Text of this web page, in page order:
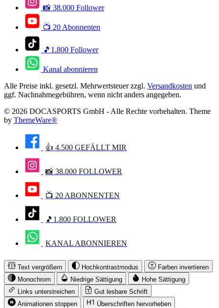
📸 38.000 Follower
📺 20 Abonnenten
🎵1.800 Follower
Kanal abonnieren
Alle Preise inkl. gesetzl. Mehrwertsteuer zzgl. Versandkosten und
ggf. Nachnahmegebühren, wenn nicht anders angegeben.
© 2026 DOCASPORTS GmbH - Alle Rechte vorbehalten. Theme
by ThemeWare®
👍 4.500 GEFÄLLT MIR
📸 38.000 FOLLOWER
📺 20 ABONNENTEN
🎵1.800 FOLLOWER
KANAL ABONNIEREN
Text vergrößern Hochkontrastmodus
Farben invertieren
Monochrom
Niedrige Sättigung
Hohe Sättigung
Links unterstreichen
Gut lesbare Schrift
Animationen stoppen
Überschriften hervorheben